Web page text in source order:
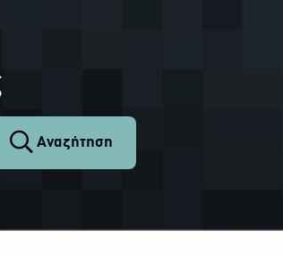
Αναζήτηση